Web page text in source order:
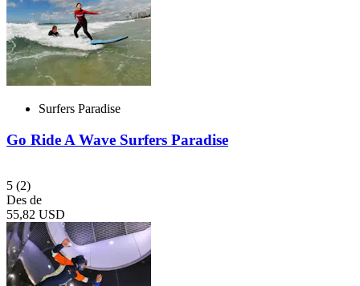
Surfers Paradise
Go Ride A Wave Surfers Paradise
5 (2)
Des de
55,82 USD